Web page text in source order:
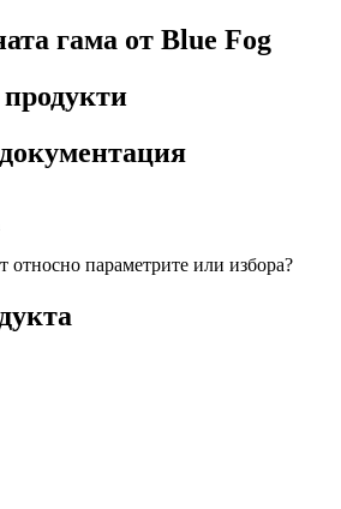
гама от Blue Fog
относно параметрите или избора?